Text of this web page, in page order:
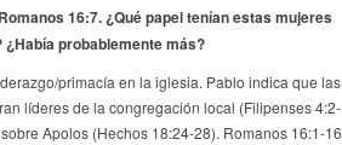
16:7. ¿Qué papel tenían estas mujeres
probablemente más?
primacía en la iglesia. Pablo indica que las
líderes de la congregación local (Filipenses 4:2-
Apolos (Hechos 18:24-28). Romanos 16:1-16